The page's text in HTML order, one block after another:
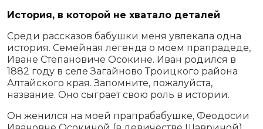
История, в которой не хватало деталей
Среди рассказов бабушки меня увлекала одна
история. Семейная легенда о моем прапрадеде,
Иване Степановиче Осокине. Иван родился в
1882 году в селе Загайново Троицкого района
Алтайского края. Запомните, пожалуйста,
название. Оно сыграет свою роль в истории.
Он женился на моей прапрабабушке, Феодосии